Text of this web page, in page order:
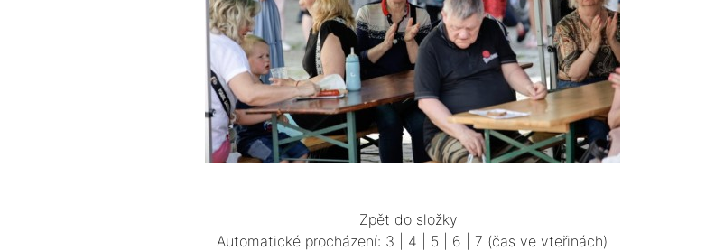
Zpět do složky
Automatické procházení: 3 4 5 6 7 (čas ve vteřinách)